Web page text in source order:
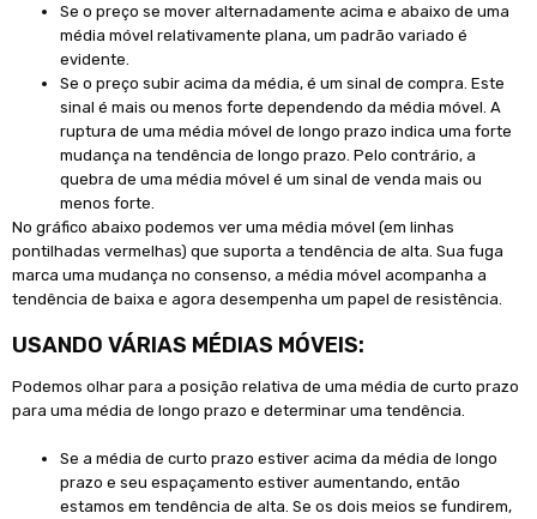
Se o preço se mover alternadamente acima e abaixo de uma
média móvel relativamente plana, um padrão variado é
evidente.
Se o preço subir acima da média, é um sinal de compra. Este
sinal é mais ou menos forte dependendo da média móvel. A
ruptura de uma média móvel de longo prazo indica uma forte
mudança na tendência de longo prazo. Pelo contrário, a
quebra de uma média móvel é um sinal de venda mais ou
menos forte.
No gráfico abaixo podemos ver uma média móvel (em linhas
pontilhadas vermelhas) que suporta a tendência de alta. Sua fuga
marca uma mudança no consenso, a média móvel acompanha a
tendência de baixa e agora desempenha um papel de resistência.
USANDO VÁRIAS MÉDIAS MÓVEIS:
Podemos olhar para a posição relativa de uma média de curto prazo
para uma média de longo prazo e determinar uma tendência.
Se a média de curto prazo estiver acima da média de longo
prazo e seu espaçamento estiver aumentando, então
estamos em tendência de alta. Se os dois meios se fundirem,